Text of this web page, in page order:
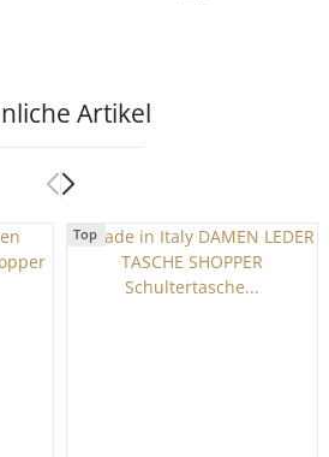
Artikel
Top